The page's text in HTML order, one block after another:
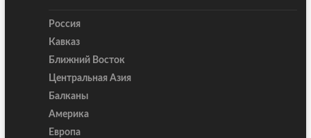
Россия
Кавказ
Ближний Восток
Центральная Азия
Балканы
Америка
Европа